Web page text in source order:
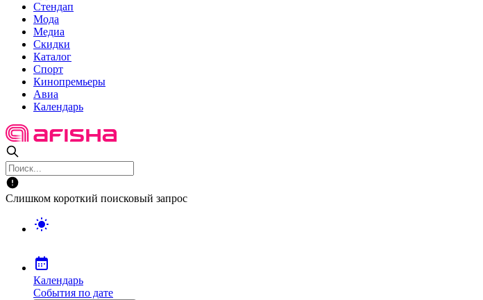
Стендап
Мода
Медиа
Скидки
Каталог
Спорт
Кинопремьеры
Авиа
Календарь
Слишком короткий поисковый запрос
Календарь
События по дате